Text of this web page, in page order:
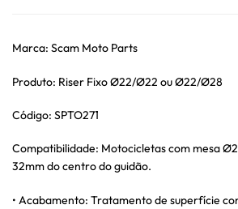
Marca: Scam Moto Parts
Produto: Riser Fixo Ø22/Ø22 ou Ø22/Ø28
Código: SPTO271
Compatibilidade: Motocicletas com mesa
32mm do centro do guidão.
• Acabamento: Tratamento de superfície